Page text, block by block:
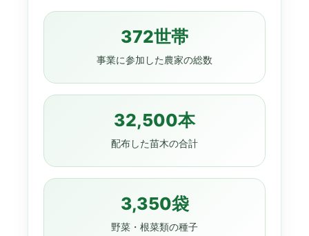
372世帯
事業に参加した農家の総数
32,500本
配布した苗木の合計
3,350袋
野菜・根菜類の種子